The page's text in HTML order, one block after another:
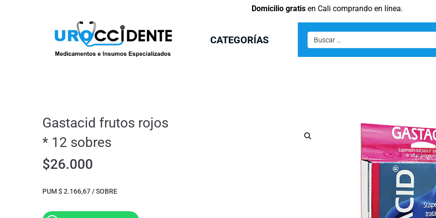
Domicilio gratisen Cali comprando en línea.
CATEGORÍAS
Gastacid frutos rojos
* 12 sobres
$26.000
PUM $ 2.166,67 / SOBRE